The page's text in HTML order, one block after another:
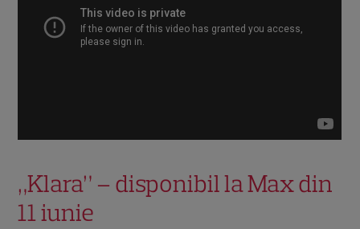
„Klara” – disponibil la Max din
11 iunie